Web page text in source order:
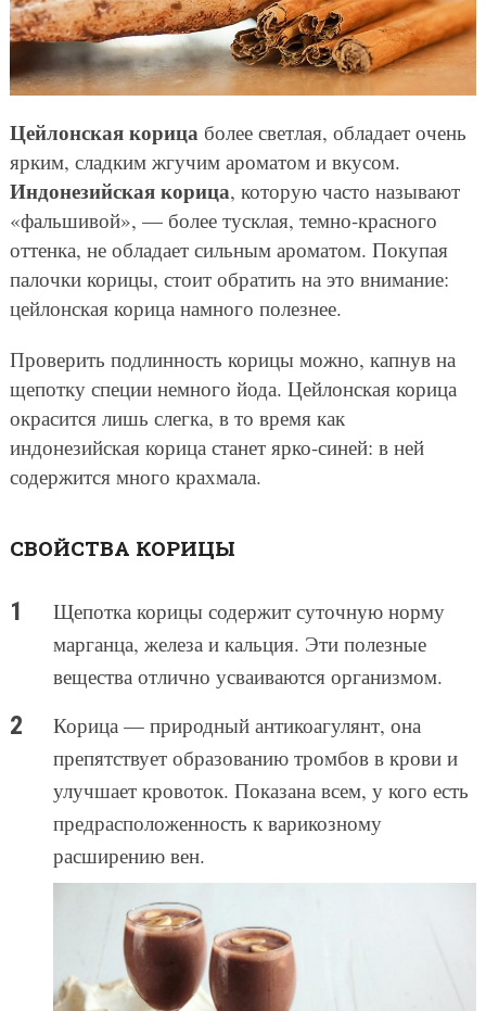
Цейлонская корица более светлая, обладает очень
ярким, сладким жгучим ароматом и вкусом.
Индонезийская корица, которую часто называют
«фальшивой», — более тусклая, темно-красного
оттенка, не обладает сильным ароматом. Покупая
палочки корицы, стоит обратить на это внимание:
цейлонская корица намного полезнее.
Проверить подлинность корицы можно, капнув на
щепотку специи немного йода. Цейлонская корица
окрасится лишь слегка, в то время как
индонезийская корица станет ярко-синей: в ней
содержится много крахмала.
СВОЙСТВА КОРИЦЫ
Щепотка корицы содержит суточную норму
марганца, железа и кальция. Эти полезные
вещества отлично усваиваются организмом.
Корица — природный антикоагулянт, она
препятствует образованию тромбов в крови и
улучшает кровоток. Показана всем, у кого есть
предрасположенность к варикозному
расширению вен.